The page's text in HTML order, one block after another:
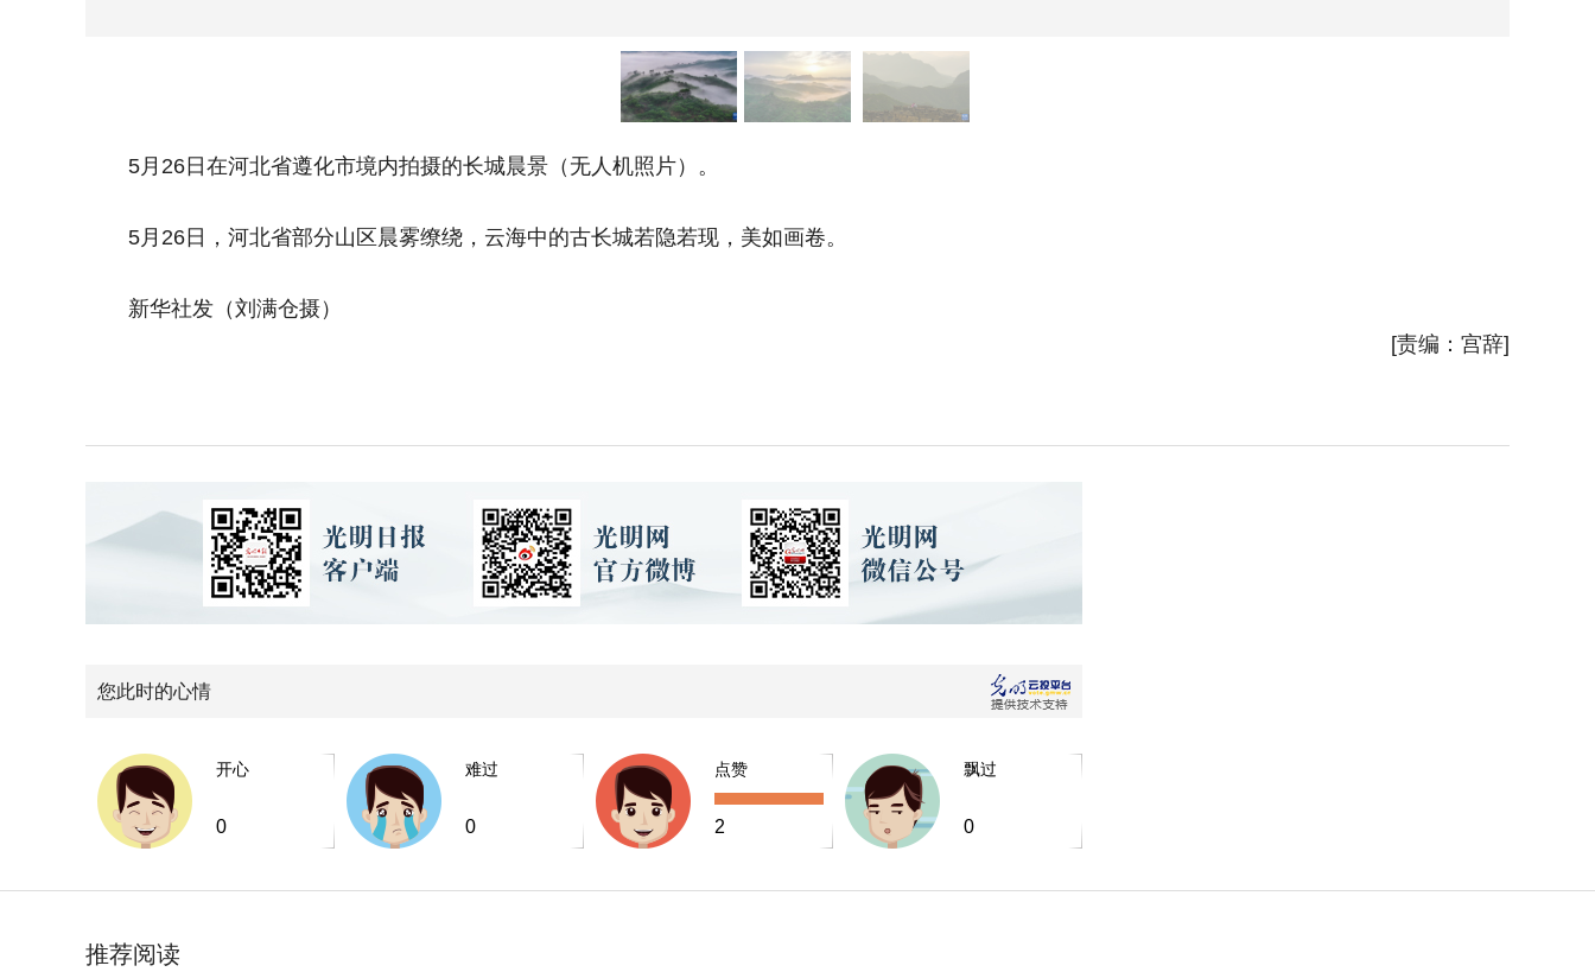
5月26日在河北省遵化市境内拍摄的长城晨景（无人机照片）。
5月26日，河北省部分山区晨雾缭绕，云海中的古长城若隐若现，美如画卷。
新华社发（刘满仓摄）
[责编：宫辞]
您此时的心情
开心
0
难过
0
点赞
2
飘过
0
推荐阅读